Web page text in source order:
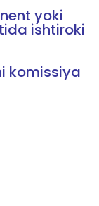
yoki
ishtiroki
komissiya